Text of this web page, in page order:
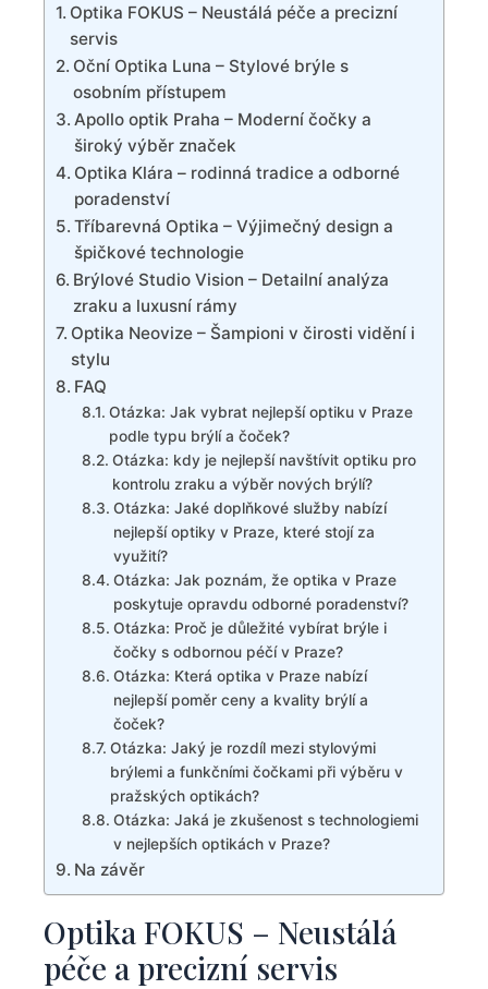
Optika FOKUS – Neustálá péče a precizní
servis
Oční Optika Luna – Stylové brýle s
osobním přístupem
Apollo optik Praha – Moderní čočky a
široký výběr značek
Optika Klára – rodinná tradice a odborné
poradenství
Tříbarevná Optika – Výjimečný design a
špičkové technologie
Brýlové Studio Vision – Detailní analýza
zraku a luxusní rámy
Optika Neovize – Šampioni v čirosti vidění i
stylu
FAQ
Otázka: Jak vybrat nejlepší optiku v Praze
podle typu brýlí a čoček?
Otázka: kdy je nejlepší navštívit optiku pro
kontrolu zraku a výběr nových brýlí?
Otázka: Jaké doplňkové služby nabízí
nejlepší optiky v Praze, které stojí za
využití?
Otázka: Jak poznám, že optika v Praze
poskytuje opravdu odborné poradenství?
Otázka: Proč je důležité vybírat brýle i
čočky s odbornou péčí v Praze?
Otázka: Která optika v Praze nabízí
nejlepší poměr ceny a kvality brýlí a
čoček?
Otázka: Jaký je rozdíl mezi stylovými
brýlemi a funkčními čočkami při výběru v
pražských optikách?
Otázka: Jaká je zkušenost s technologiemi
v nejlepších optikách v Praze?
Na závěr
Optika FOKUS – Neustálá
péče a precizní servis